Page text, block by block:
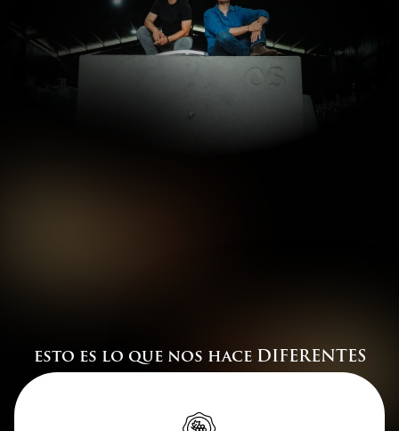
esto es lo que nos hace DIFERENTES